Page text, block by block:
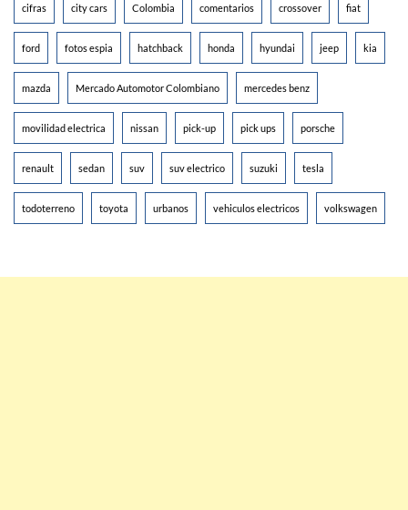
cifras city cars Colombia comentarios crossover fiat
ford fotos espia hatchback honda hyundai jeep kia
mazda Mercado Automotor Colombiano mercedes benz
movilidad electrica nissan pick-up pick ups porsche
renault sedan suv suv electrico suzuki tesla
todoterreno toyota urbanos vehiculos electricos volkswagen